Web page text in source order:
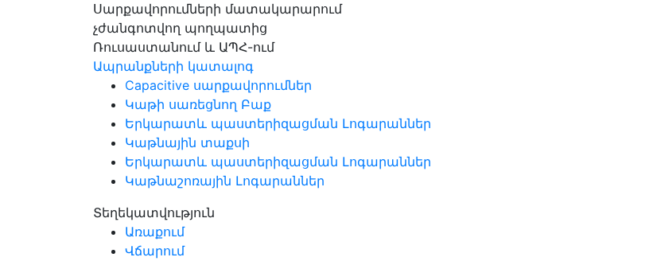
Սարքավորումների մատակարարում
չժանգոտվող պողպատից
Ռուսաստանում և ԱՊՀ-ում
Ապրանքների կատալոգ
Capacitive սարքավորումներ
Կաթի սառեցնող Բաք
Երկարատև պաստերիզացման Լոգարաններ
Կաթնային տաքսի
Երկարատև պաստերիզացման Լոգարաններ
Կաթնաշոռային Լոգարաններ
Տեղեկատվություն
Առաքում
Վճարում